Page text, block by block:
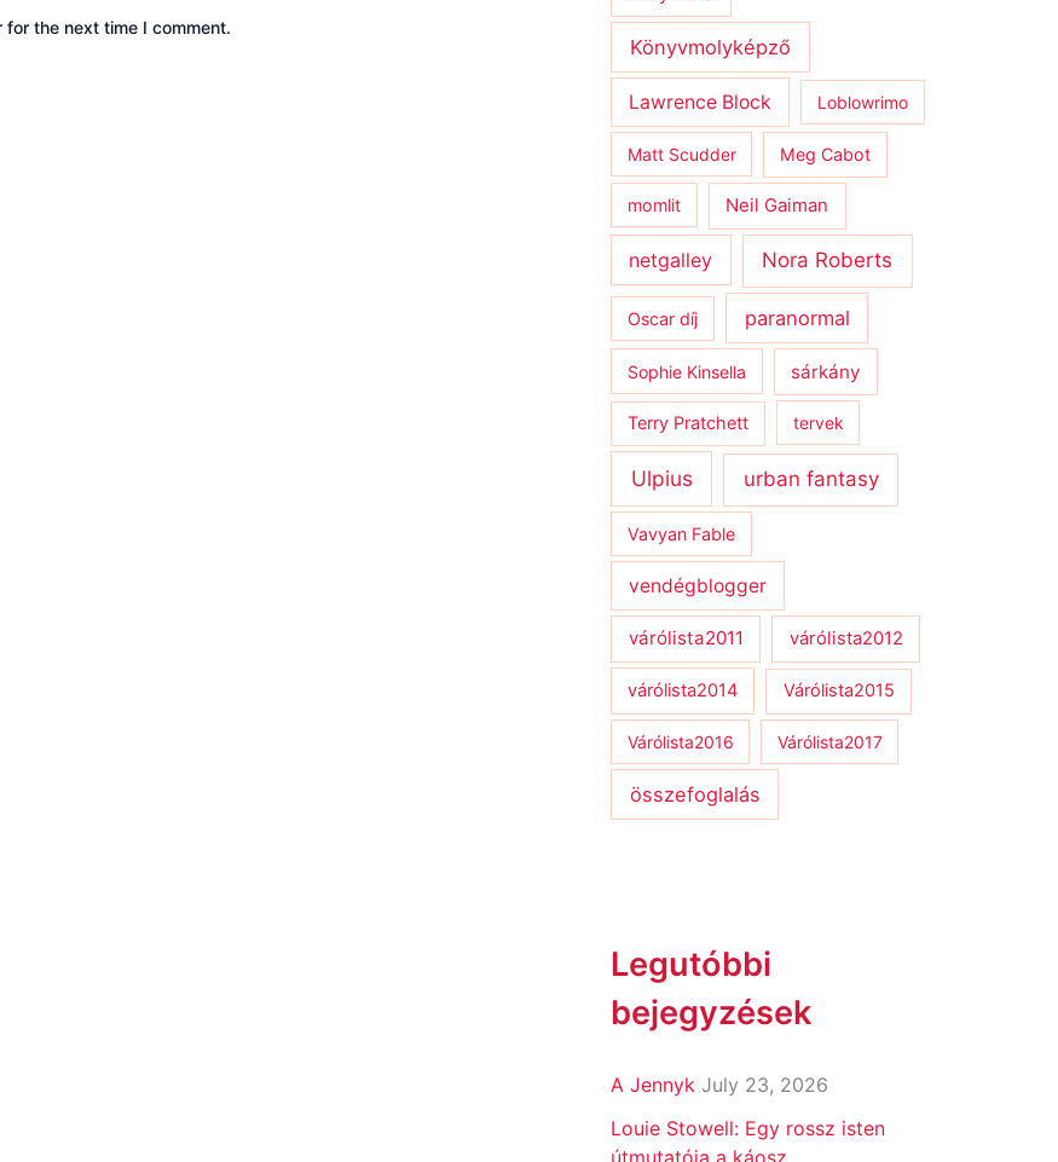
the next time I comment.
Könyvmolyképző
Lawrence Block Loblowrimo
Matt Scudder Meg Cabot
momlit Neil Gaiman
netgalley Nora Roberts
Oscar díj paranormal
Sophie Kinsella sárkány
Terry Pratchett tervek
Ulpius urban fantasy
Vavyan Fable
vendégblogger
várólista2011 várólista2012
várólista2014 Várólista2015
Várólista2016 Várólista2017
összefoglalás
Legutóbbi
bejegyzések
A Jennyk July 23, 2026
Louie Stowell: Egy ​rossz isten